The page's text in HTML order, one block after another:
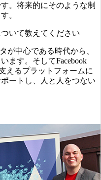
。将来的にそのような制
。
いて教えてください
が中心である時代から、
ます。そしてFacebook
えるプラットフォームに
ートし、人と人をつない